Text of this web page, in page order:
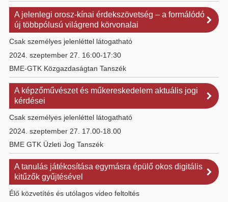
A jelenlegi orosz-kínai érdekszövetség – a formálódó
új többpólusú világrend körvonalai
Csak személyes jelenléttel látogatható
2024. szeptember 27. 16:00-17:30
BME-GTK Közgazdaságtan Tanszék
A képzőművészet és műkereskedelem aktuális jogi
kérdései
Csak személyes jelenléttel látogatható
2024. szeptember 27. 17.00-18.00
BME GTK Üzleti Jog Tanszék
A tanulás játékosítása egymásra épülő okos digitális
kitűzők gyűjtésével
Élő közvetítés és utólagos video feltoltés